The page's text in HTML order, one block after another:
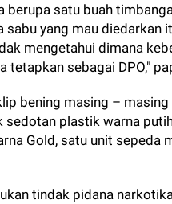
berupa satu buah
yang mau diedarkan
mengetahui dimana
sebagai DPO,"
bening masing –
plastik warna
Gold, satu unit sepeda
tindak pidana